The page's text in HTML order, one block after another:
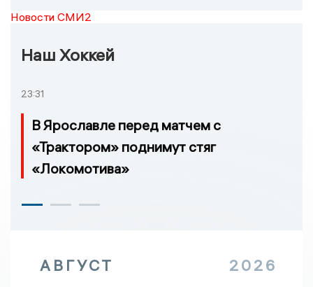
Новости СМИ2
Наш Хоккей
23:31
В Ярославле перед матчем с
«Трактором» поднимут стяг
«Локомотива»
АВГУСТ 2026